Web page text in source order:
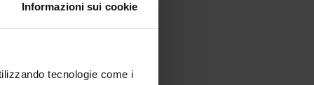
Informazioni sui cookie
tecnologie come i